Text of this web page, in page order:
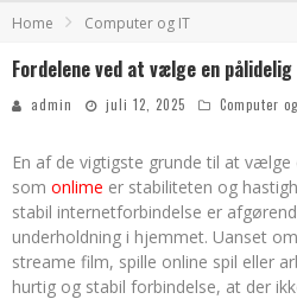
Home Computer og IT
Fordelene ved at vælge en
admin juli 12, 2025 Computer
En af de vigtigste grunde til at
som onlime er stabiliteten og
stabil internetforbindelse er
underholdning i hjemmet. Uanset
streame film, spille online spil eller
hurtig og stabil forbindelse, at der